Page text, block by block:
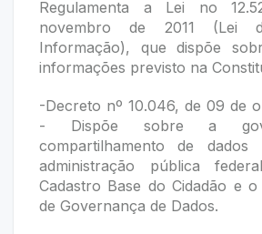
Regulamenta a Lei no
novembro de 2011 (Lei
Informação), que dispõe
informações previsto na
-Decreto nº 10.046, de 09 de
- Dispõe sobre a
compartilhamento de
administração pública
Cadastro Base do Cidadão e
de Governança de Dados.